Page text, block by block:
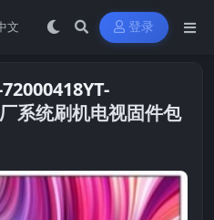
登录
系统刷机电视固件包